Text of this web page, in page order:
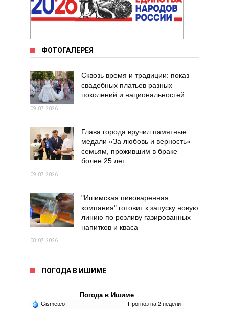
ФОТОГАЛЕРЕЯ
Сквозь время и традиции: показ
свадебных платьев разных
поколений и национальностей
09.07.2026
Глава города вручил памятные
медали «За любовь и верность»
семьям, прожившим в браке
более 25 лет.
09.07.2026
"Ишимская пивоваренная
компания" готовит к запуску новую
линию по розливу газированных
напитков и кваса
08.07.2026
ПОГОДА В ИШИМЕ
Погода в Ишиме
Gismeteo Прогноз на 2 недели